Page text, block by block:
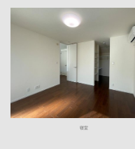
寝室